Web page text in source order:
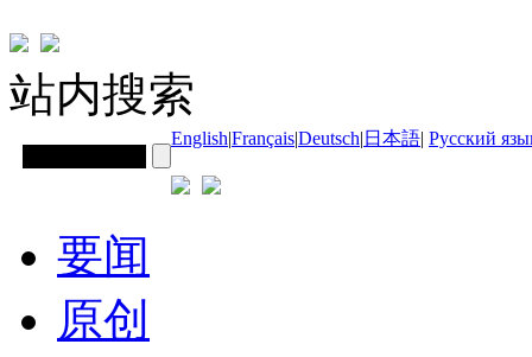
站内搜索
English|Français|Deutsch| 日本語| Русский
要闻
原创